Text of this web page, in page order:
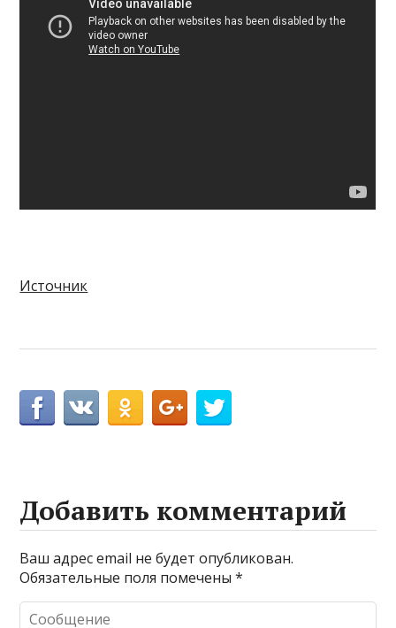
Источник
Добавить комментарий
Ваш адрес email не будет опубликован.
Обязательные поля помечены*